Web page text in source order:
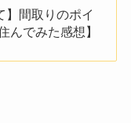
】間取りのポイ
んでみた感想】